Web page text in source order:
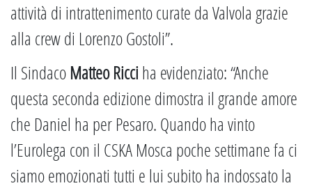
attività di intrattenimento curate da Valvola grazie
alla crew di Lorenzo Gostoli”.
Il Sindaco Matteo Ricciha evidenziato: “Anche
questa seconda edizione dimostra il grande amore
che Daniel ha per Pesaro. Quando ha vinto
l’Eurolega con il CSKA Mosca poche settimane fa ci
siamo emozionati tutti e lui subito ha indossato la